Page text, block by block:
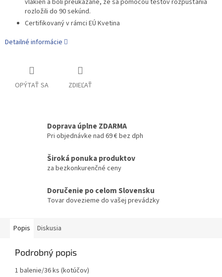
vlákien a boli preukázané, že sa pomocou testov rozpúšťania
rozložili do 90 sekúnd.
Certifikovaný v rámci EÚ Kvetina
Detailné informácie
OPÝTAŤ SA ZDIEĽAŤ
Doprava úplne ZDARMA
Pri objednávke nad 69 € bez dph
Široká ponuka produktov
za bezkonkurenčné ceny
Doručenie po celom Slovensku
Tovar dovezieme do vašej prevádzky
Popis Diskusia
Podrobný popis
1 balenie/36 ks (kotúčov)